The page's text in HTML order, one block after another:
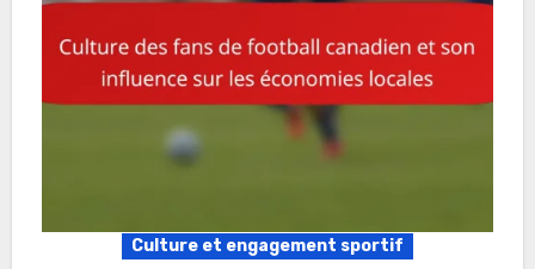
Culture et engagement sportif